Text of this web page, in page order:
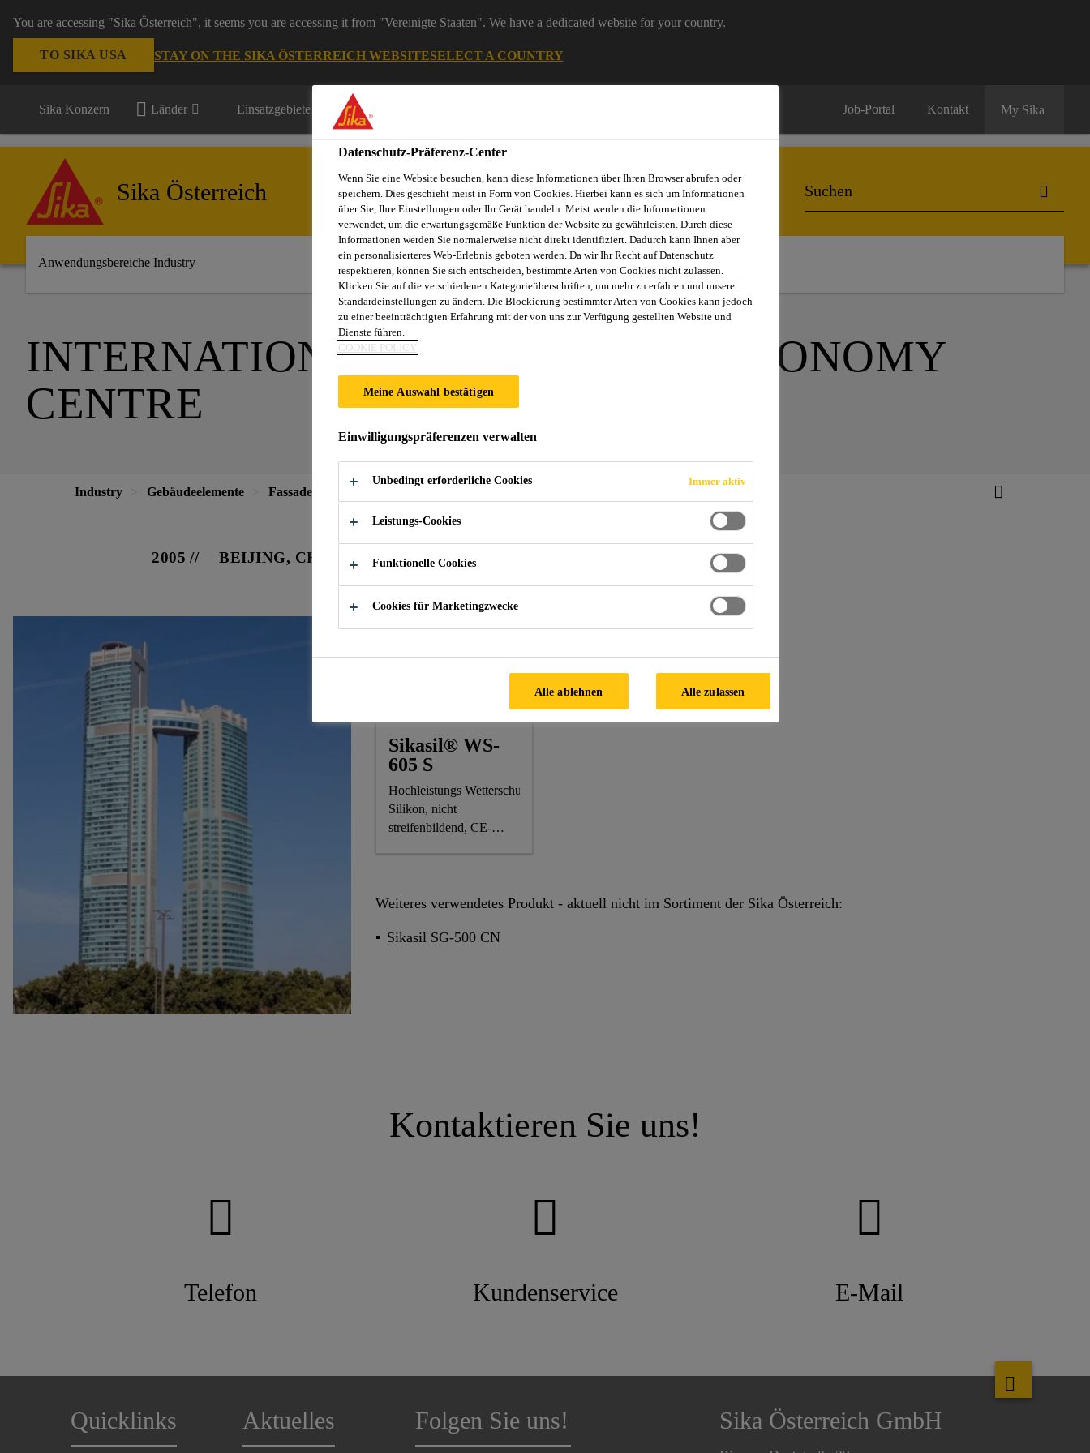
You are accessing "Sika Österreich", it seems you are accessing it from "Vereinigte Staaten". We have a dedicated website for your country.
TO SIKA USA STAY ON THE SIKA ÖSTERREICH WEBSITESELECT A COUNTRY
Sika Konzern Länder Einsatzgebiete Job-Portal Kontakt My Sika
Sika Österreich
Anwendungsbereiche Industry
INTERNATIONAL FINANCE AND ECONOMY
CENTRE
Industry Gebäudeelemente Fassaden
2005 BEIJING, CHINA
Architekt:WMZH Architects, KEO International Consultants
Fassade:Shenyang YuanDa
Verwendetes Sika Produkt:
Sikasil® WS-
605 S
Hochleistungs Wetterschutz
Silikon, nicht
streifenbildend, CE-
Weiteres verwendetes Produkt - aktuell nicht im Sortiment der Sika Österreich:
Sikasil SG-500 CN
Kontaktieren Sie uns!
Telefon Kundenservice E-Mail
Quicklinks Aktuelles Folgen Sie uns! Sika Österreich GmbH
Datenschutz-Präferenz-Center
Wenn Sie eine Website besuchen, kann diese Informationen über Ihren Browser abrufen oder
speichern. Dies geschieht meist in Form von Cookies. Hierbei kann es sich um Informationen
über Sie, Ihre Einstellungen oder Ihr Gerät handeln. Meist werden die Informationen
verwendet, um die erwartungsgemäße Funktion der Website zu gewährleisten. Durch diese
Informationen werden Sie normalerweise nicht direkt identifiziert. Dadurch kann Ihnen aber
ein personalisierteres Web-Erlebnis geboten werden. Da wir Ihr Recht auf Datenschutz
respektieren, können Sie sich entscheiden, bestimmte Arten von Cookies nicht zulassen.
Klicken Sie auf die verschiedenen Kategorieüberschriften, um mehr zu erfahren und unsere
Standardeinstellungen zu ändern. Die Blockierung bestimmter Arten von Cookies kann jedoch
zu einer beeinträchtigten Erfahrung mit der von uns zur Verfügung gestellten Website und
Dienste führen.
COOKIE POLICY
Meine Auswahl bestätigen
Einwilligungspräferenzen verwalten
Unbedingt erforderliche Cookies Immer aktiv
Leistungs-Cookies
Funktionelle Cookies
Cookies für Marketingzwecke
Alle ablehnen Alle zulassen